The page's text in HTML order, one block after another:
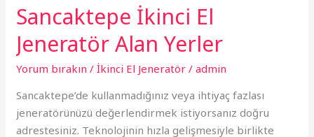
Sancaktepe İkinci El
Jeneratör Alan Yerler
Yorum bırakın /İkinci El Jeneratör /admin
Sancaktepe’de kullanmadığınız veya ihtiyaç fazlası
jeneratörünüzü değerlendirmek istiyorsanız doğru
adrestesiniz. Teknolojinin hızla gelişmesiyle birlikte